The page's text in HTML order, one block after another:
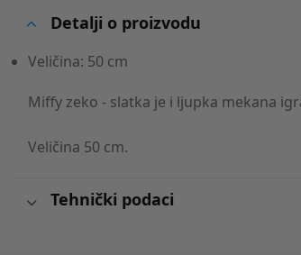
Detalji o proizvodu
Veličina: 50 cm
Miffy zeko - slatka je i ljupka mekana
Veličina 50 cm.
Tehnički podaci